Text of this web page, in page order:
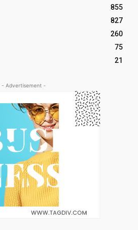
855
827
260
75
21
- Advertisement -